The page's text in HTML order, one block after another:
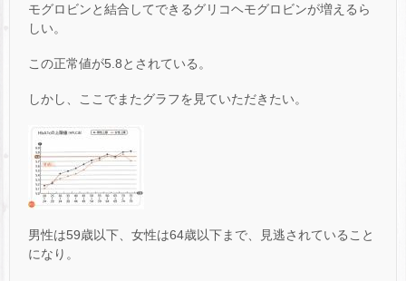
モグロビンと結合してできるグリコヘモグロビンが増えるら
しい。
この正常値が5.8とされている。
しかし、ここでまたグラフを見ていただきたい。
男性は59歳以下、女性は64歳以下まで、見逃されていること
になり。